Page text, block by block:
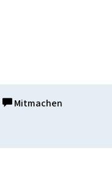
Mitmachen